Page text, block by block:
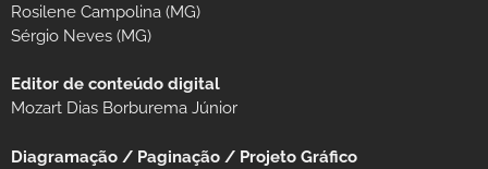
Rosilene Campolina (MG)
Sérgio Neves (MG)
Editor de conteúdo digital
Mozart Dias Borburema Júnior
Diagramação / Paginação / Projeto Gráfico